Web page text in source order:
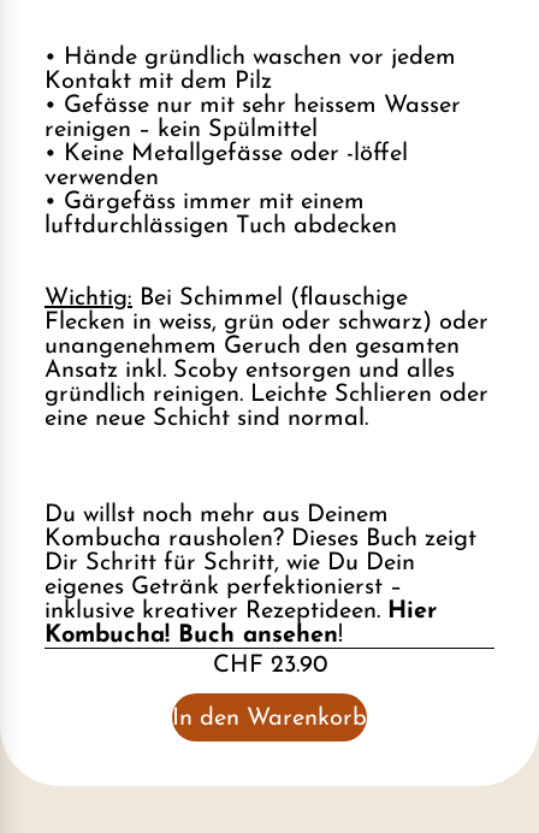
• Hände gründlich waschen vor jedem
Kontakt mit dem Pilz
• Gefässe nur mit sehr heissem Wasser
reinigen – kein Spülmittel
• Keine Metallgefässe oder -löffel
verwenden
• Gärgefäss immer mit einem
luftdurchlässigen Tuch abdecken
Wichtig: Bei Schimmel (flauschige
Flecken in weiss, grün oder schwarz) oder
unangenehmem Geruch den gesamten
Ansatz inkl. Scoby entsorgen und alles
gründlich reinigen. Leichte Schlieren oder
eine neue Schicht sind normal.
Du willst noch mehr aus Deinem
Kombucha rausholen? Dieses Buch zeigt
Dir Schritt für Schritt, wie Du Dein
eigenes Getränk perfektionierst –
inklusive kreativer Rezeptideen. Hier
Kombucha! Buch ansehen!
CHF 23.90
In den Warenkorb